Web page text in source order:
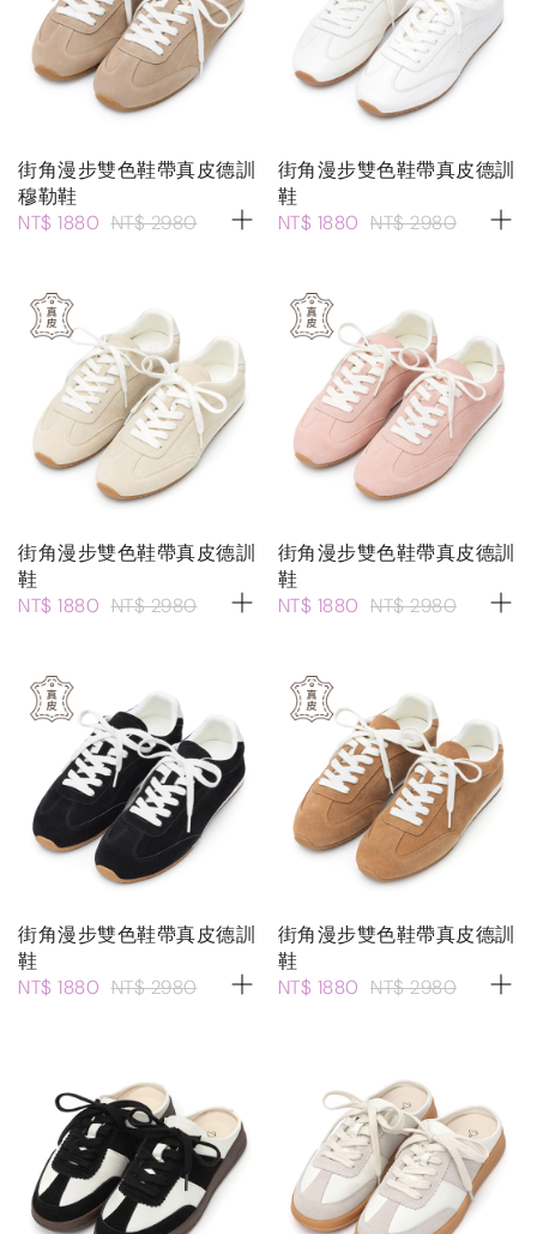
街角漫步雙色鞋帶真皮德訓
穆勒鞋
NT$ 1880 NT$ 2980
街角漫步雙色鞋帶真皮德訓
鞋
NT$ 1880 NT$ 2980
街角漫步雙色鞋帶真皮德訓
鞋
NT$ 1880 NT$ 2980
街角漫步雙色鞋帶真皮德訓
鞋
NT$ 1880 NT$ 2980
街角漫步雙色鞋帶真皮德訓
鞋
NT$ 1880 NT$ 2980
街角漫步雙色鞋帶真皮德訓
鞋
NT$ 1880 NT$ 2980